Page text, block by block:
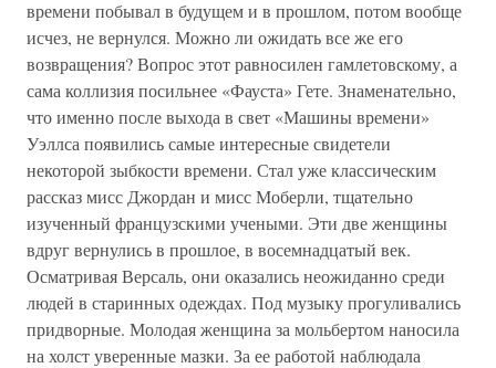
времени побывал в будущем и в прошлом, потом вообще
исчез, не вернулся. Можно ли ожидать все же его
возвращения? Вопрос этот равносилен гамлетовскому, а
сама коллизия посильнее «Фауста» Гете. Знаменательно,
что именно после выхода в свет «Машины времени»
Уэллса появились самые интересные свидетели
некоторой зыбкости времени. Стал уже классическим
рассказ мисс Джордан и мисс Моберли, тщательно
изученный французскими учеными. Эти две женщины
вдруг вернулись в прошлое, в восемнадцатый век.
Осматривая Версаль, они оказались неожиданно среди
людей в старинных одеждах. Под музыку прогуливались
придворные. Молодая женщина за мольбертом наносила
на холст уверенные мазки. За ее работой наблюдала